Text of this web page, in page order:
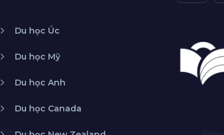
Du học Úc
Du học Mỹ
Du học Anh
Du học Canada